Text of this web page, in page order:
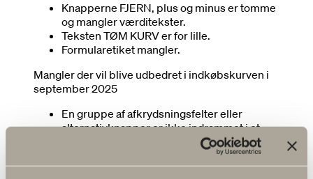
Knapperne FJERN, plus og minus er tomme
og mangler værditekster.
Teksten TØM KURV er for lille.
Formularetiket mangler.
Mangler der vil blive udbedret i indkøbskurven i
september 2025
En gruppe af afkrydsningsfelter eller
alternativknapper er ikke indrammet i et